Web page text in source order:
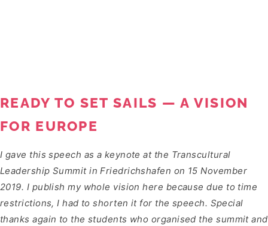
READY TO SET SAILS — A VISION
FOR EUROPE
I gave this speech as a keynote at the Transcultural
Leadership Summit in Friedrichshafen on 15 November
2019. I publish my whole vision here because due to time
restrictions, I had to shorten it for the speech. Special
thanks again to the students who organised the summit and